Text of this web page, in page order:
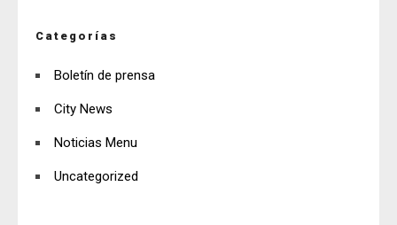
Categorías
Boletín de prensa
City News
Noticias Menu
Uncategorized